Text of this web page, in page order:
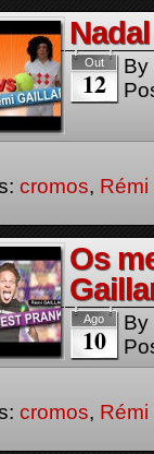
Out
12
By
cromos, Rémi
Os
Ago
10
By
cromos, Rémi